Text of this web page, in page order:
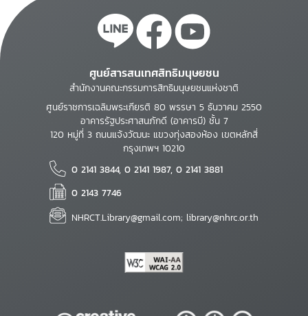
ศูนย์สารสนเทศสิทธิมนุษยชน
สำนักงานคณะกรรมการสิทธิมนุษยชนแห่งชาติ
ศูนย์ราชการเฉลิมพระเกียรติ 80 พรรษา 5 ธันวาคม 2550
อาคารรัฐประศาสนภักดี (อาคารบี) ชั้น 7
120 หมู่ที่ 3 ถนนแจ้งวัฒนะ แขวงทุ่งสองห้อง เขตหลักสี่
กรุงเทพฯ 10210
0 2141 3844, 0 2141 1987, 0 2141 3881
0 2143 7746
NHRCT.Library@gmail.com; library@nhrc.or.th